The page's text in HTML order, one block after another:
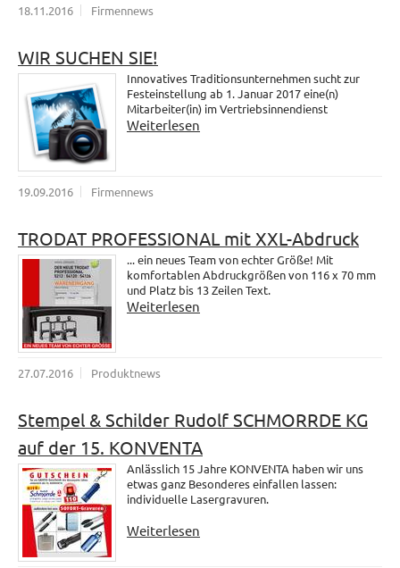
18.11.2016 Firmennews
WIR SUCHEN SIE!
Innovatives Traditionsunternehmen sucht zur
Festeinstellung ab 1. Januar 2017 eine(n)
Mitarbeiter(in) im Vertriebsinnendienst
Weiterlesen
19.09.2016 Firmennews
TRODAT PROFESSIONAL mit XXL-Abdruck
... ein neues Team von echter Größe! Mit
komfortablen Abdruckgrößen von 116 x 70 mm
und Platz bis 13 Zeilen Text.
Weiterlesen
27.07.2016 Produktnews
Stempel & Schilder Rudolf SCHMORRDE KG
auf der 15. KONVENTA
Anlässlich 15 Jahre KONVENTA haben wir uns
etwas ganz Besonderes einfallen lassen:
individuelle Lasergravuren.
Weiterlesen